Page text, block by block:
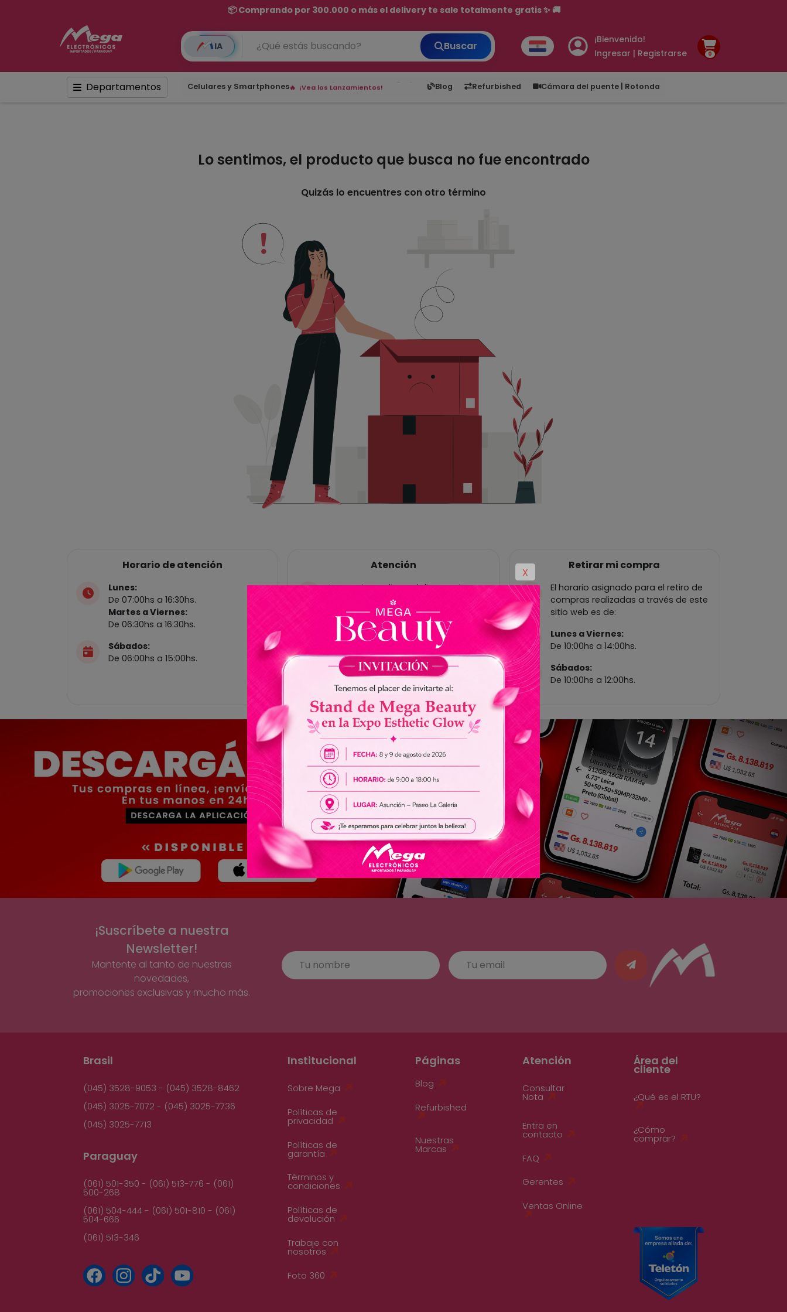
📦 Comprando por 300.000 o más el delivery te sale totalmente gratis ✨ 🚚
💳 ¡HASTA 24 CUOTAS SIN INTERÉS con tarjetas adheridas!
IA
Buscar
¡Bienvenido!
Ingresar | Registrarse
0
Departamentos Celulares y Smartphones
Envíos rápidos a todo Paraguay.
Blog Refurbished Cámara del puente | Rotonda
6,050 5.20 1,900 1.00
Lo sentimos, el producto que busca no fue encontrado
Quizás lo encuentres con otro término
X
Horario de atención
Lunes:
De 07:00hs a 16:30hs.
Martes a Viernes:
De 06:30hs a 16:30hs.
Sábados:
De 06:00hs a 15:00hs.
Atención
Las ventas online y delivery solo
están habilitadas para Paraguay, no
tenemos cuentas bancárias en
Brasil.
No somos responsables por envios
de dinero a nuestros vendedores.
Retirar mi compra
El horario asignado para el retiro de
compras realizadas a través de este
sitio web es de:
Lunes a Viernes:
De 10:00hs a 14:00hs.
Sábados:
De 10:00hs a 12:00hs.
¡Suscríbete a nuestra
Newsletter!
Mantente al tanto de nuestras
novedades,
promociones exclusivas y mucho más.
Brasil
(045) 3528-9053 - (045) 3528-8462
(045) 3025-7072 - (045) 3025-7736
(045) 3025-7713
Paraguay
(061) 501-350 - (061) 513-776 - (061)
500-268
(061) 504-444 - (061) 501-810 - (061)
504-666
(061) 513-346
Institucional
Sobre Mega
Políticas de
privacidad
Políticas de
garantía
Términos y
condiciones
Políticas de
devolución
Trabaje con
nosotros
Foto 360
Páginas
Blog
Refurbished
Nuestras
Marcas
Atención
Consultar
Nota
Entra en
contacto
FAQ
Gerentes
Ventas Online
Área del
cliente
¿Qué es el RTU?
¿Cómo
comprar?